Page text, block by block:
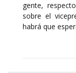
gente,
sobre el
habrá que